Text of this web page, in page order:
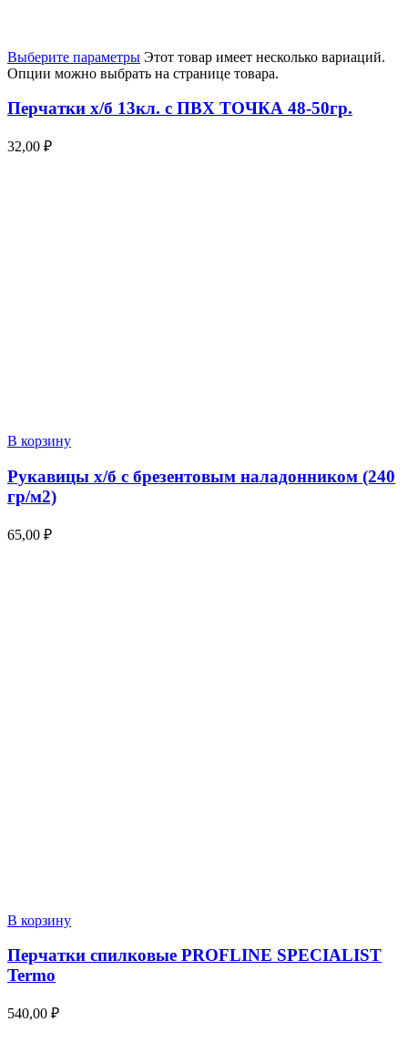
Выберите параметры Этот товар имеет несколько вариаций.
Опции можно выбрать на странице товара.
Перчатки х/б 13кл. с ПВХ ТОЧКА 48-50гр.
32,00 ₽
В корзину
Рукавицы х/б с брезентовым наладонником (240
гр/м2)
65,00 ₽
В корзину
Перчатки спилковые PROFLINE SPECIALIST
Termo
540,00 ₽